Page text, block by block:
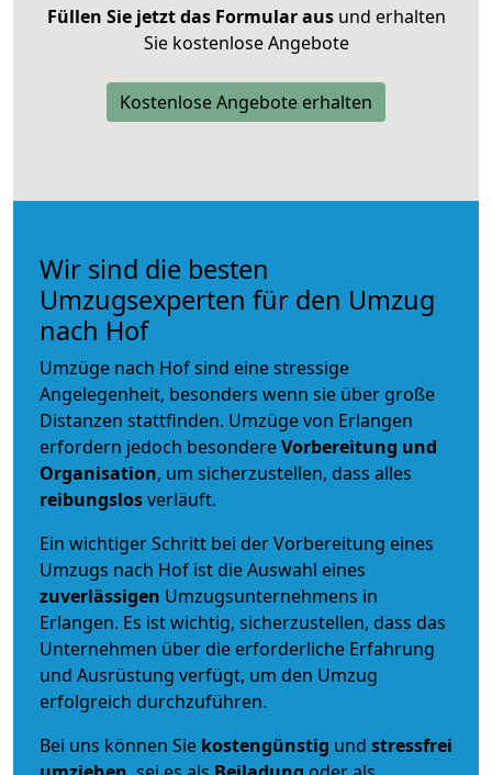
Füllen Sie jetzt das Formular ausund erhalten
Sie kostenlose Angebote
Kostenlose Angebote erhalten
Wir sind die besten
Umzugsexperten für den Umzug
nach Hof
Umzüge nach Hof sind eine stressige
Angelegenheit, besonders wenn sie über große
Distanzen stattfinden. Umzüge von Erlangen
erfordern jedoch besondereVorbereitung und
Organisation, um sicherzustellen, dass alles
reibungslosverläuft.
Ein wichtiger Schritt bei der Vorbereitung eines
Umzugs nach Hof ist die Auswahl eines
zuverlässigen Umzugsunternehmens in
Erlangen. Es ist wichtig, sicherzustellen, dass das
Unternehmen über die erforderliche Erfahrung
und Ausrüstung verfügt, um den Umzug
erfolgreich durchzuführen.
Bei uns können Sie kostengünstig und stressfrei